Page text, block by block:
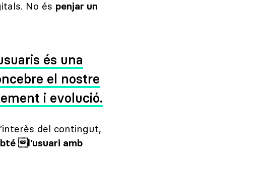
No és penjar un
és una
el nostre
i evolució.
del contingut,
l’usuari amb